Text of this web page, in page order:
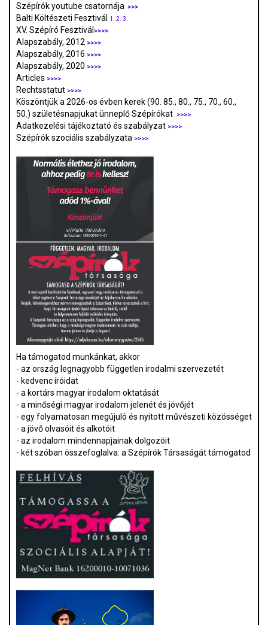
Szépírók youtube csatornája >>>
Balti Költészeti Fesztivál 1. 2. 3.
XV. Szépíró Fesztivál >>>>
Alapszabály, 2012 >>>>
Alapszabály, 2016 >>>>
Alapszabály, 2020 >>>>
Articles >>>>
Rechtsstatut >>>>
Köszöntjük a 2026-os évben kerek (90. 85., 80., 75., 70., 60.,
50.) születésnapjukat ünneplő Szépírókat
>>>>
Adatkezelési tájékoztató és szabályzat >>>>
Szépírók szociális szabályzata >>>>
Ha támogatod munkánkat, akkor
- az ország legnagyobb független irodalmi szervezetét
- kedvenc íróidat
- a kortárs magyar irodalom oktatását
- a minőségi magyar irodalom jelenét és jövőjét
- egy folyamatosan megújuló és nyitott művészeti közösséget
- a jövő olvasóit és alkotóit
- az irodalom mindennapjainak dolgozóit
- két szóban összefoglalva: a Szépírók Társaságát támogatod